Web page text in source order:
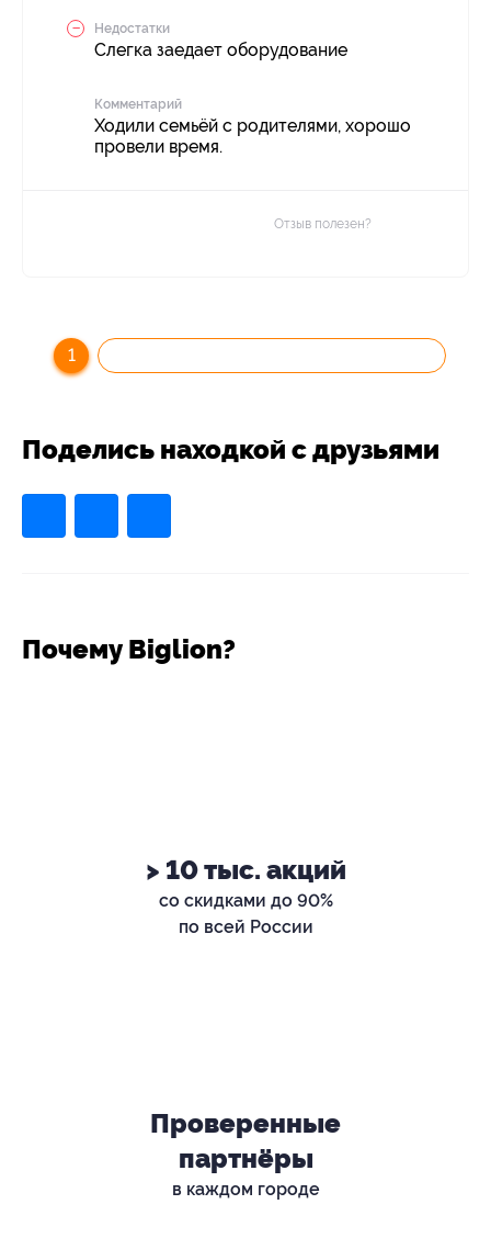
Недостатки
Слегка заедает оборудование
Комментарий
Ходили семьёй с родителями, хорошо
провели время.
Отзыв полезен?
1
Поделись находкой с друзьями
Почему Biglion?
> 10 тыс. акций
со скидками до 90%
по всей России
Проверенные
партнёры
в каждом городе